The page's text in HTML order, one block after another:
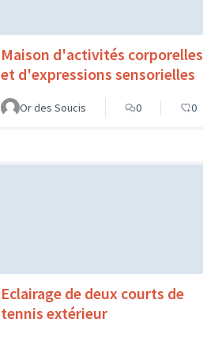
Maison d'activités corporelles
et d'expressions sensorielles
Or des Soucis 0 0
Eclairage de deux courts de
tennis extérieur